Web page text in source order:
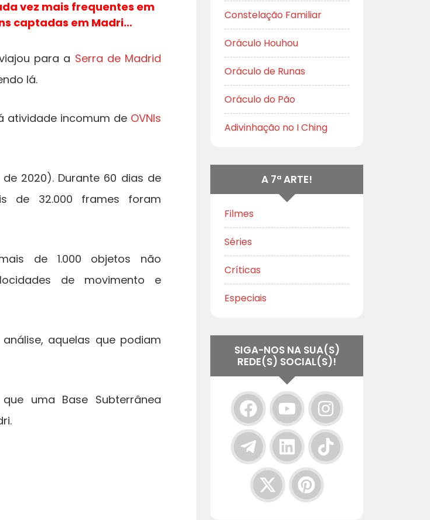
vez mais frequentes em
captadas em Madri…
para a Serra de Madrid
lá.
atividade incomum de OVNIs
2020). Durante 60 dias de
de 32.000 frames foram
de 1.000 objetos não
de movimento e
aquelas que podiam
uma Base Subterrânea
Constelação Familiar
Oráculo Houhou
Oráculo de Runas
Oráculo do Pão
Adivinhação no I Ching
A 7ª ARTE!
Filmes
Séries
Críticas
Especiais
SIGA-NOS NA SUA(S)
REDE(S) SOCIAL(S)!